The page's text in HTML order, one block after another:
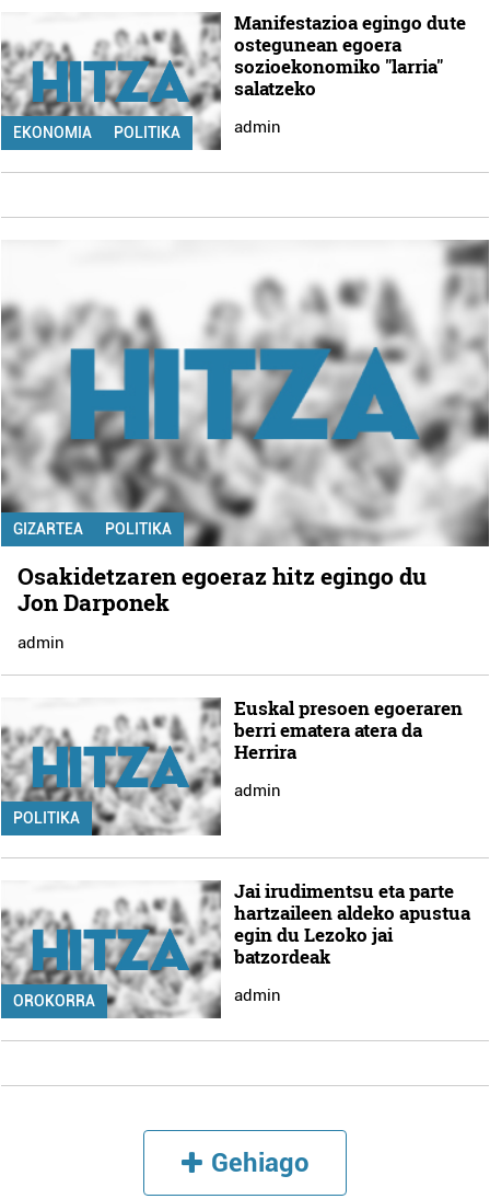
EKONOMIA POLITIKA
Manifestazioa egingo dute
ostegunean egoera
sozioekonomiko "larria"
salatzeko
admin
GIZARTEA POLITIKA
Osakidetzaren egoeraz hitz egingo du
Jon Darponek
admin
POLITIKA
Euskal presoen egoeraren
berri ematera atera da
Herrira
admin
OROKORRA
Jai irudimentsu eta parte
hartzaileen aldeko apustua
egin du Lezoko jai
batzordeak
admin
Gehiago